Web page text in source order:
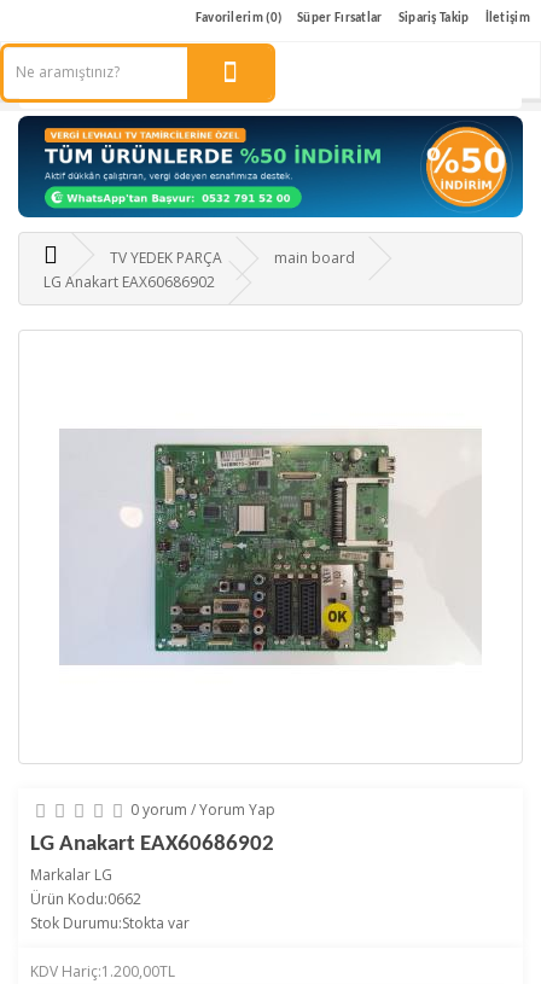
Favorilerim (0) Süper Fırsatlar Sipariş Takip İletişim
TV YEDEK PARÇA
main board
LG Anakart EAX60686902
0 yorum /Yorum Yap
LG Anakart EAX60686902
Markalar LG
Ürün Kodu:0662
Stok Durumu:Stokta var
KDV Hariç:1.200,00TL